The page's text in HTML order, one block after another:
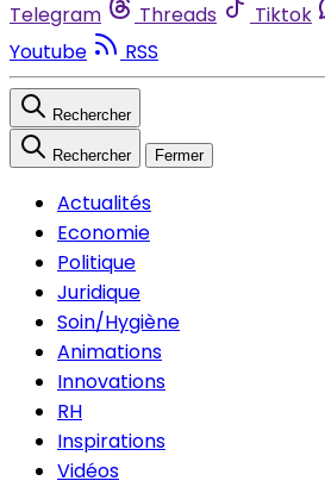
Telegram
Threads Tiktok
Youtube
RSS
Rechercher
Rechercher Fermer
Actualités
Economie
Politique
Juridique
Soin/Hygiène
Animations
Innovations
RH
Inspirations
Vidéos